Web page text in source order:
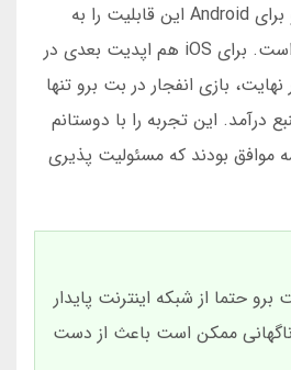
دانلود اپلیکیشن بت برو برای Android این قابلیت را به
خوبی پیاده سازی کرده است. برای iOS هم اپدیت بعدی در
بازی انفجار در بت برو تنها
درآمد. این تجربه را با دوستانم
موافق بودند که مسئولیت پذیری
برو حتما از شبکه اینترنت پایدار
ممکن است باعث از دست